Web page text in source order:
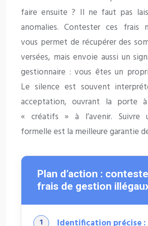
faire ensuite ? Il ne faut pas
anomalies. Contester ces frais
vous permet de récupérer des
versées, mais envoie aussi un
gestionnaire : vous êtes un
Le silence est souvent
acceptation, ouvrant la porte à
« créatifs » à l’avenir. Suivre
formelle est la meilleure garantie
Plan d’action :
frais de gestion